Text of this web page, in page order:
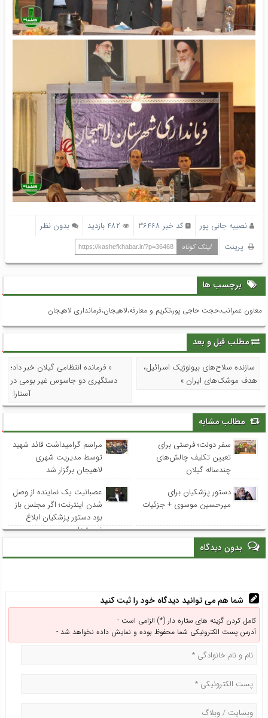
نصیبه جانی پور کد خبر 36468 482 بازدید
بدون نظر
پرینت
لینک کوتاه https://kashefkhabar.ir/?p=36468
برچسب ها
معاون عمرانب،حجت حاجی پور،تکریم و معارفه،لاهیجان،فرمانداری لاهیجان
مطلب قبل و بعد
سازنده سلاح‌های بیولوژیک اسرائیل،
هدف موشک‌های ایران »
« فرمانده انتظامی گیلان خبر داد؛
دستگیری دو جاسوس غیر بومی در
آستارا
مطالب مشابه
سفر دولت؛ فرصتی برای
تعیین تکلیف چالش‌های
چندساله گیلان
مراسم گرامیداشت قائد شهید
توسط مدیریت شهری
لاهیجان برگزار شد
دستور پزشکیان برای
میرحسین موسوی + جزئیات
عصبانیت یک نماینده از وصل
شدن اینترنت؛ اگر مجلس باز
بود دستور پزشکیان ابلاغ
نمی‌شد!
بدون دیدگاه
شما هم می توانید دیدگاه خود را ثبت کنید
کامل کردن گزینه های ستاره دار (*) الزامی است -
آدرس پست الکترونیکی شما محفوظ بوده و نمایش داده نخواهد شد -